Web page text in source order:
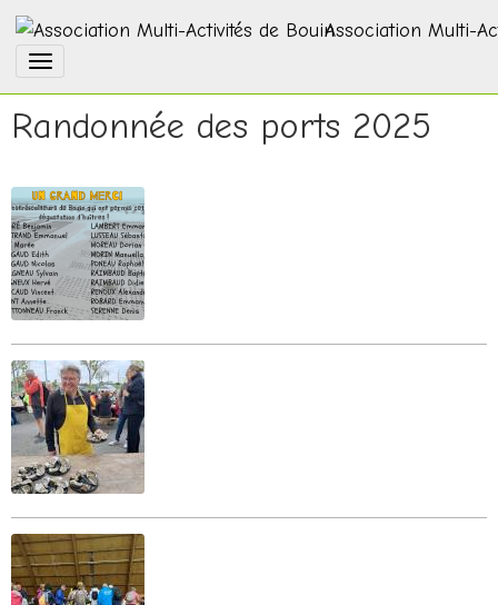
Association Multi-
Randonnée des ports 2025